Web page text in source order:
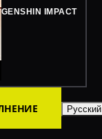
GENSHIN IMPACT
Русский